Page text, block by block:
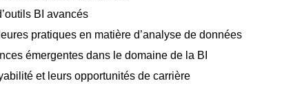
BI avancés
pratiques en matière d’analyse de données
émergentes dans le domaine de la BI
et leurs opportunités de carrière